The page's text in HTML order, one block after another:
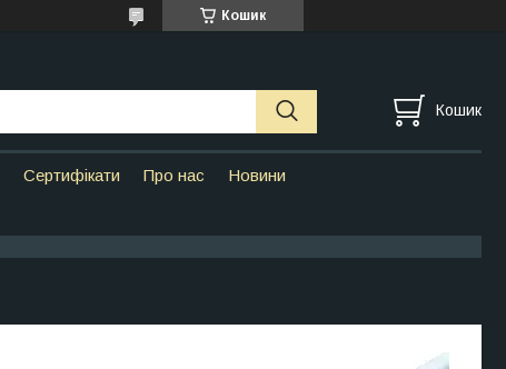
Кошик
Кошик
Сертифікати Про нас Новини